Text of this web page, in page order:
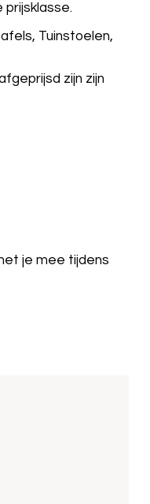
prijsklasse.
Tuinstoelen,
zijn zijn
je mee tijdens